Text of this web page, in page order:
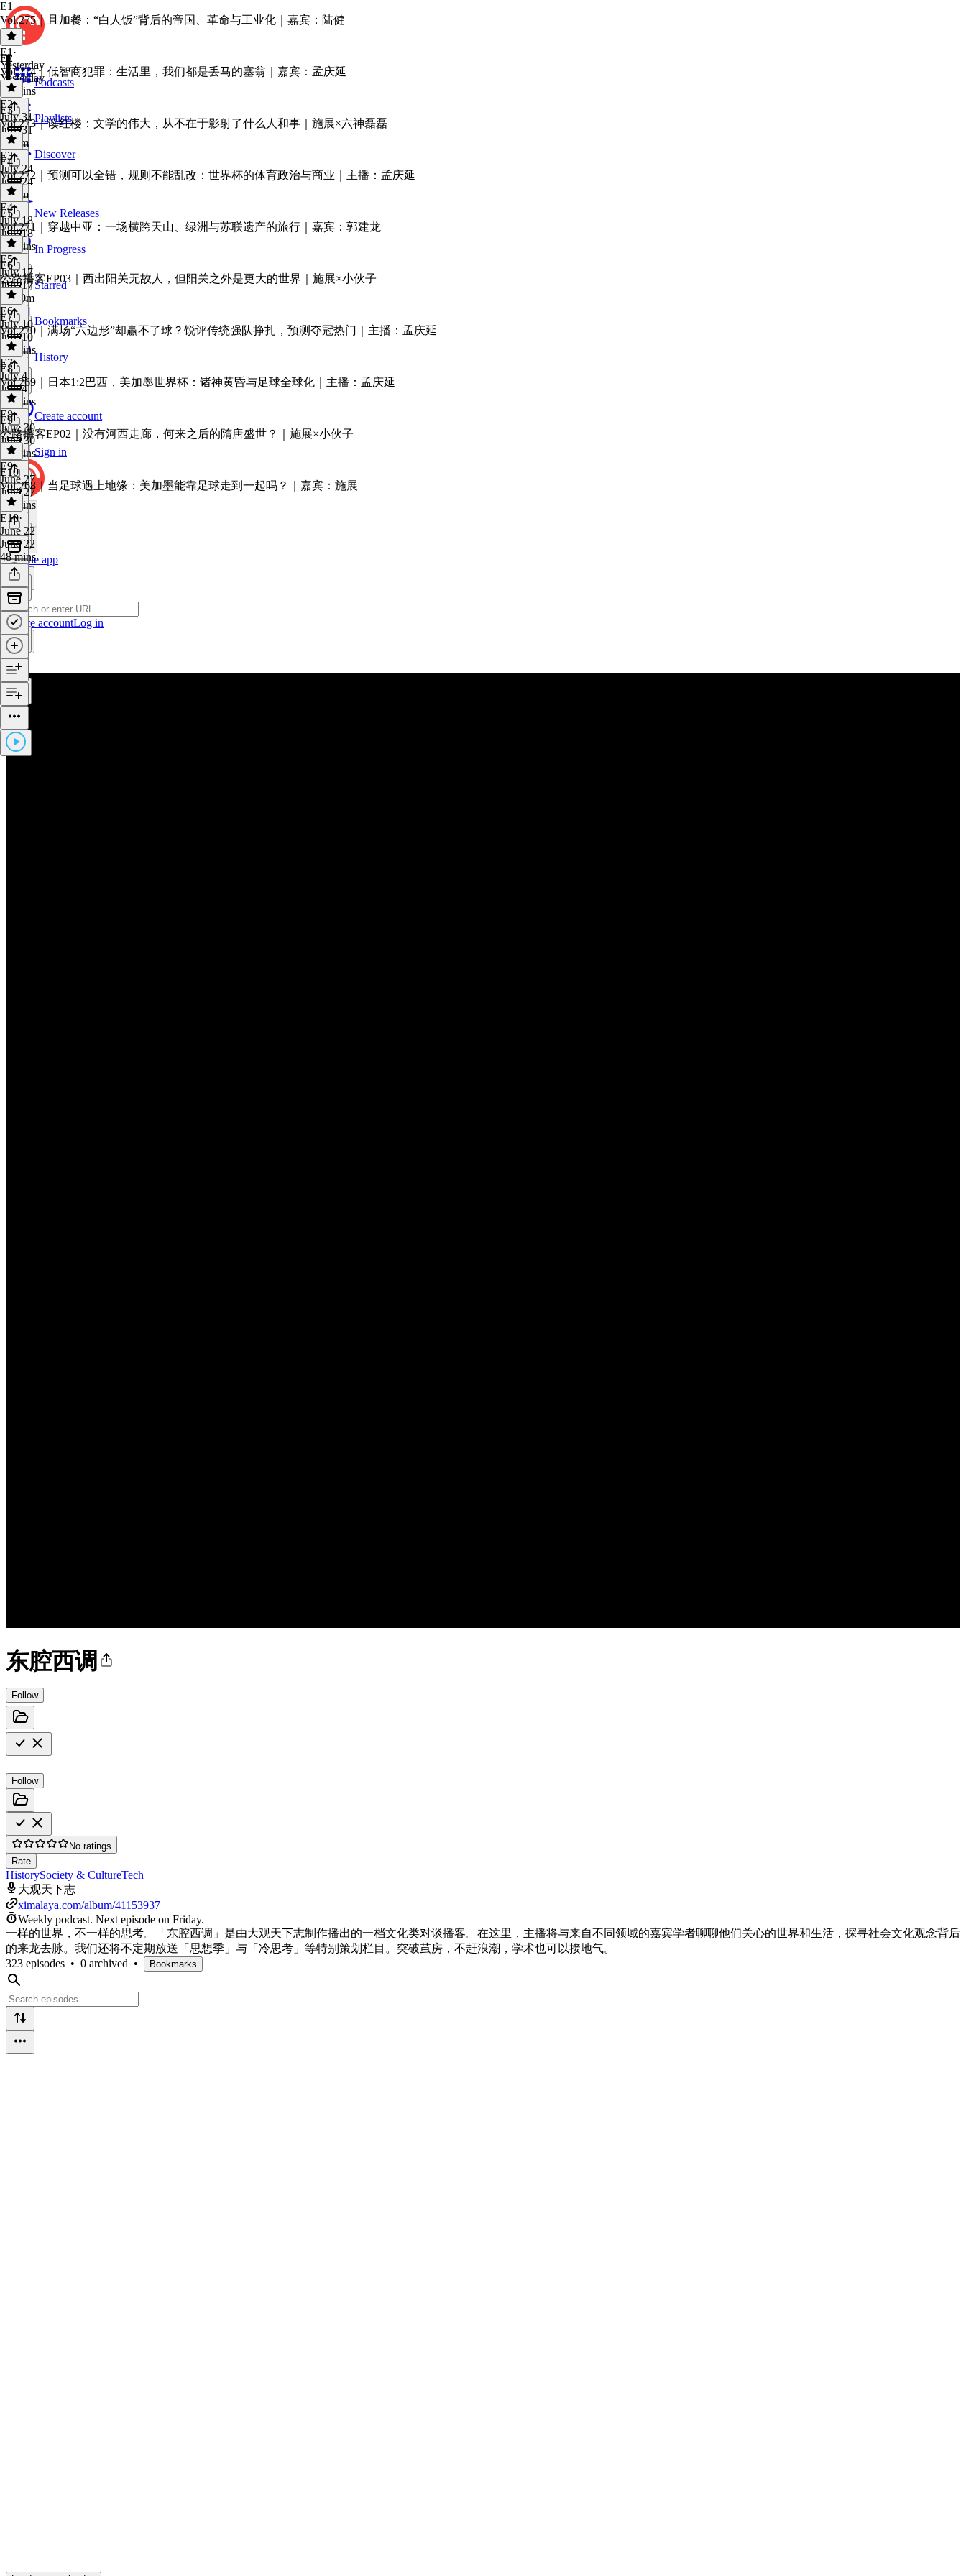
Podcasts
Playlists
Discover
New Releases
In Progress
Starred
Bookmarks
History
Create account
Sign in
Get the app
Create accountLog in
东腔西调
Follow
Follow
No ratings
Rate
HistorySociety & CultureTech
大观天下志
ximalaya.com/album/41153937
Weekly podcast. Next episode on Friday.
一样的世界，不一样的思考。「东腔西调」是由大观天下志制作播出的一档文化类对谈播客。在这里，主播将与来自不同领域的嘉宾学者聊聊他们关心的世界和生活，探寻社会文化观念背后
的来龙去脉。我们还将不定期放送「思想季」与「冷思考」等特别策划栏目。突破茧房，不赶浪潮，学术也可以接地气。
323 episodes • 0 archived • Bookmarks
E1
Vol.275｜且加餐：“白人饭”背后的帝国、革命与工业化｜嘉宾：陆健
E1·
Yesterday
Yesterday
46 mins
E2
Vol.274｜低智商犯罪：生活里，我们都是丢马的塞翁｜嘉宾：孟庆延
E2·
July 31
July 31
1h 6m
E3
Vol.273｜读红楼：文学的伟大，从不在于影射了什么人和事｜施展×六神磊磊
E3·
July 24
July 24
1h 1m
E4
Vol.272｜预测可以全错，规则不能乱改：世界杯的体育政治与商业｜主播：孟庆延
E4·
July 18
July 18
28 mins
E5
Vol.271｜穿越中亚：一场横跨天山、绿洲与苏联遗产的旅行｜嘉宾：郭建龙
E5·
July 17
July 17
1h 20m
E6
公路播客EP03｜西出阳关无故人，但阳关之外是更大的世界｜施展×小伙子
E6·
July 10
July 10
26 mins
E7
Vol.270｜满场“六边形”却赢不了球？锐评传统强队挣扎，预测夺冠热门｜主播：孟庆延
E7·
July 4
July 4
27 mins
E8
Vol.269｜日本1:2巴西，美加墨世界杯：诸神黄昏与足球全球化｜主播：孟庆延
E8·
June 30
June 30
27 mins
E9
公路播客EP02｜没有河西走廊，何来之后的隋唐盛世？｜施展×小伙子
E9·
June 27
June 27
41 mins
E10
Vol.268｜当足球遇上地缘：美加墨能靠足球走到一起吗？｜嘉宾：施展
E10·
June 22
June 22
48 mins